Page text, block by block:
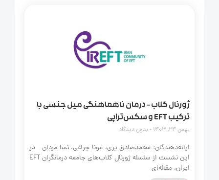
ژورنال کلاب – درمان ناهماهنگی میل جنسی با
ترکیب EFT و سکس‌تراپی
بدون دیدگاه
ارائه‌دهندگان: محمدصادق یری، مونا چراغی، نسا مردان در
این نشست از سلسله ژورنال کلاب‌های جامعه درمانگران EFT
ایران، مقاله‌ای